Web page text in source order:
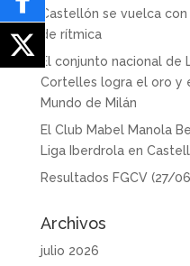
Castellón se vuelca
de rítmica
El conjunto nacional de
Cortelles logra el oro y
Mundo de Milán
El Club Mabel Manola
Liga Iberdrola en
Resultados FGCV (27/
Archivos
julio 2026